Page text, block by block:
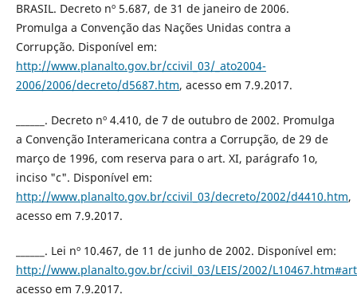
BRASIL. Decreto nº 5.687, de 31 de janeiro de 2006.
Promulga a Convenção das Nações Unidas contra a
Corrupção. Disponível em:
http://www.planalto.gov.br/ccivil_03/_ato2004-
2006/2006/decreto/d5687.htm, acesso em 7.9.2017.
______. Decreto nº 4.410, de 7 de outubro de 2002. Promulga
a Convenção Interamericana contra a Corrupção, de 29 de
março de 1996, com reserva para o art. XI, parágrafo 1o,
inciso "c". Disponível em:
http://www.planalto.gov.br/ccivil_03/decreto/2002/d4410.htm,
acesso em 7.9.2017.
______. Lei nº 10.467, de 11 de junho de 2002. Disponível em:
http://www.planalto.gov.br/ccivil_03/LEIS/2002/
acesso em 7.9.2017.